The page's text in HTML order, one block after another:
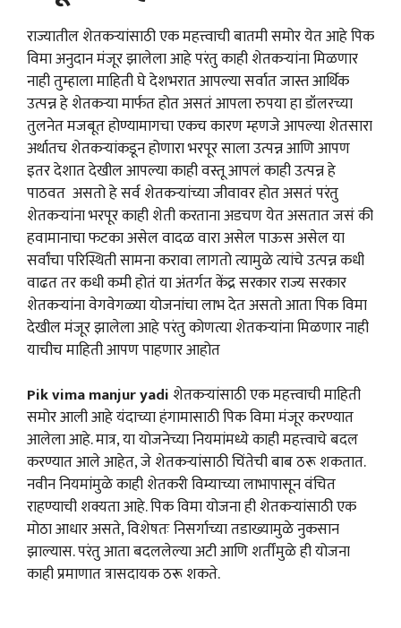
राज्यातील शेतकऱ्यांसाठी एक महत्त्वाची बातमी समोर येत आहे पिक
विमा अनुदान मंजूर झालेला आहे परंतु काही शेतकऱ्यांना मिळणार
नाही तुम्हाला माहिती घे देशभरात आपल्या सर्वात जास्त आर्थिक
उत्पन्न हे शेतकऱ्या मार्फत होत असतं आपला रुपया हा डॉलरच्या
तुलनेत मजबूत होण्यामागचा एकच कारण म्हणजे आपल्या शेतसारा
अर्थातच शेतकऱ्यांकडून होणारा भरपूर साला उत्पन्न आणि आपण
इतर देशात देखील आपल्या काही वस्तू आपलं काही उत्पन्न हे
पाठवत असतो हे सर्व शेतकऱ्यांच्या जीवावर होत असतं परंतु
शेतकऱ्यांना भरपूर काही शेती करताना अडचण येत असतात जसं की
हवामानाचा फटका असेल वादळ वारा असेल पाऊस असेल या
सर्वांचा परिस्थिती सामना करावा लागतो त्यामुळे त्यांचे उत्पन्न कधी
वाढत तर कधी कमी होतं या अंतर्गत केंद्र सरकार राज्य सरकार
शेतकऱ्यांना वेगवेगळ्या योजनांचा लाभ देत असतो आता पिक विमा
देखील मंजूर झालेला आहे परंतु कोणत्या शेतकऱ्यांना मिळणार नाही
याचीच माहिती आपण पाहणार आहोत
Pik vima manjur yadi शेतकऱ्यांसाठी एक महत्त्वाची माहिती
समोर आली आहे यंदाच्या हंगामासाठी पिक विमा मंजूर करण्यात
आलेला आहे. मात्र, या योजनेच्या नियमांमध्ये काही महत्त्वाचे बदल
करण्यात आले आहेत, जे शेतकऱ्यांसाठी चिंतेची बाब ठरू शकतात.
नवीन नियमांमुळे काही शेतकरी विम्याच्या लाभापासून वंचित
राहण्याची शक्यता आहे. पिक विमा योजना ही शेतकऱ्यांसाठी एक
मोठा आधार असते, विशेषतः निसर्गाच्या तडाख्यामुळे नुकसान
झाल्यास. परंतु आता बदललेल्या अटी आणि शर्तींमुळे ही योजना
काही प्रमाणात त्रासदायक ठरू शकते.